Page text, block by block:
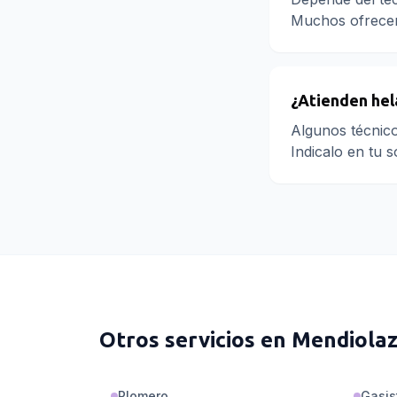
Muchos
¿Atienden
Algunos
Indicalo en tu
Otros servicios en